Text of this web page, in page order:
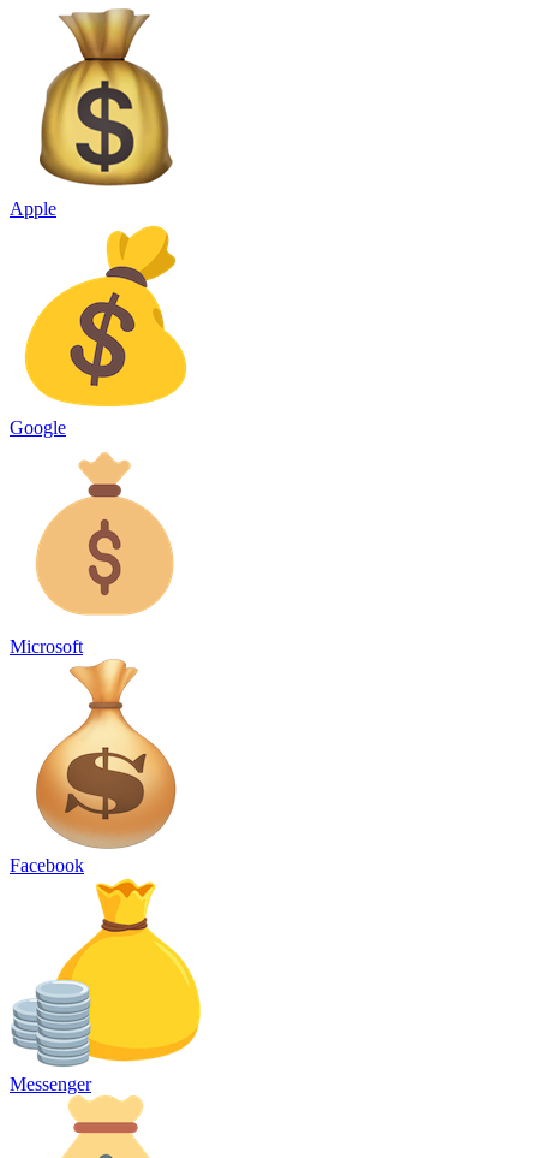
Apple
Google
Microsoft
Facebook
Messenger